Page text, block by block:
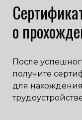
о
После
получите
для